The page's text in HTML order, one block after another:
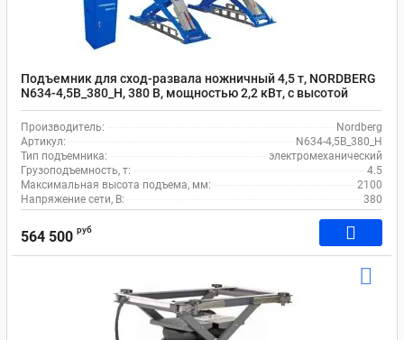
Подъемник для сход-развала ножничный 4,5 т, NORDBERG
N634-4,5B_380_H, 380 В, мощностью 2,2 кВт, с высотой
подъема 2100 мм
Производитель:
Nordberg
Артикул:
N634-4,5B_380_H
Тип подъемника:
электромеханический
Грузоподъемность, т:
4.5
Максимальная высота подъема, мм:
2100
Напряжение сети, В:
380
564 500 руб